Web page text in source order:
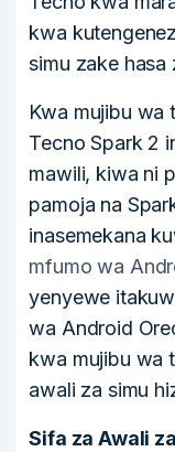
kwa
simu zake hasa
Kwa mujibu wa
Tecno Spark 2
mawili, kiwa ni
pamoja na
inasemekana
mfumo wa
yenyewe
wa Android
kwa mujibu wa
awali za simu
Sifa za Awali